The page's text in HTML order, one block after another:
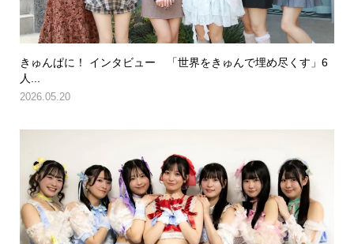
きゅんぱに！ インタビュー 「世界をきゅんで埋め尽くす」6
人...
2026.05.20